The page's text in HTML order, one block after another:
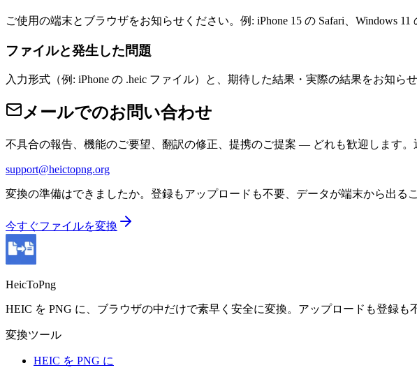
ご使用の端末とブラウザをお知らせください。例: iPhone 15 の Safari、Windows 11
ファイルと発生した問題
入力形式（例: iPhone の .heic ファイル）と、期待した結果・実際の結果をお知らせ
メールでのお問い合わせ
不具合の報告、機能のご要望、翻訳の修正、提携のご提案 — どれも歓迎します。
support@heictopng.org
変換の準備はできましたか。登録もアップロードも不要、データが端末から出る
今すぐファイルを変換
HeicToPng
HEIC を PNG に、ブラウザの中だけで素早く安全に変換。アップロードも登録
変換ツール
HEIC を PNG に